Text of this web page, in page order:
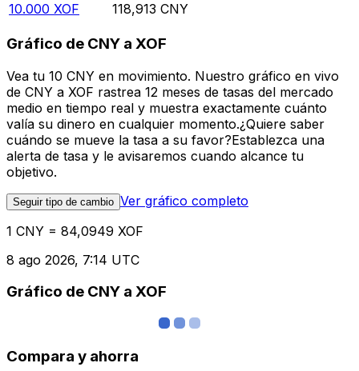
10.000 XOF 118,913 CNY
Gráfico de CNY a XOF
Vea tu 10 CNY en movimiento. Nuestro gráfico en vivo
de CNY a XOF rastrea 12 meses de tasas del mercado
medio en tiempo real y muestra exactamente cuánto
valía su dinero en cualquier momento.¿Quiere saber
cuándo se mueve la tasa a su favor?Establezca una
alerta de tasa y le avisaremos cuando alcance tu
objetivo.
Seguir tipo de cambio Ver gráfico completo
1 CNY = 84,0949 XOF
8 ago 2026, 7:14 UTC
Gráfico de CNY a XOF
Compara y ahorra